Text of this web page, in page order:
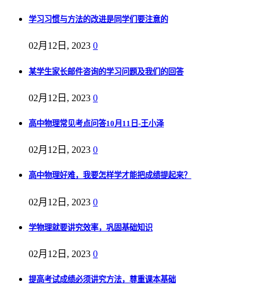
学习习惯与方法的改进是同学们要注意的
02月12日, 2023 0
某学生家长邮件咨询的学习问题及我们的回答
02月12日, 2023 0
高中物理常见考点问答10月11日-王小泽
02月12日, 2023 0
高中物理好难，我要怎样学才能把成绩提起来？
02月12日, 2023 0
学物理就要讲究效率，巩固基础知识
02月12日, 2023 0
提高考试成绩必须讲究方法，尊重课本基础